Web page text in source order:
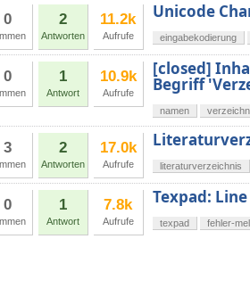
0 2
Antworten
11.2k
Aufrufe
Unicode
eingabekodierung
0 1
Antwort
10.9k
Aufrufe
[closed]
Begriff
namen
3 2
Antworten
17.0k
Aufrufe literaturverzeichnis
0 1
Antwort
7.8k
Aufrufe
Texpad:
texpad fehler-